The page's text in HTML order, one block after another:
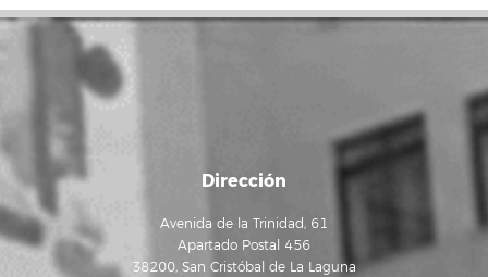
Dirección
Avenida de la Trinidad, 61
Apartado Postal 456
38200, San Cristóbal de La Laguna